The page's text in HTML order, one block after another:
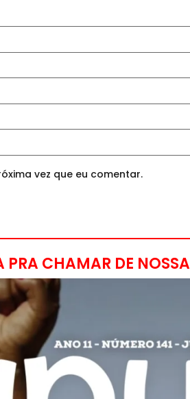
vez que eu comentar.
PRA CHAMAR DE NOSSA